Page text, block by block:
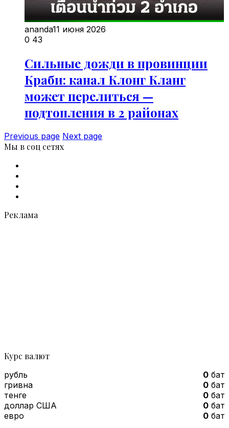
ananda11 июня 2026
0 43
Сильные дожди в провинции
Краби: канал Клонг Кланг
может перелиться —
подтопления в 2 районах
Previous page Next page
Мы в соц сетях
Реклама
Курс валют
рубль 0 бат
гривна
0 бат
тенге
0 бат
доллар США
0 бат
евро
0 бат